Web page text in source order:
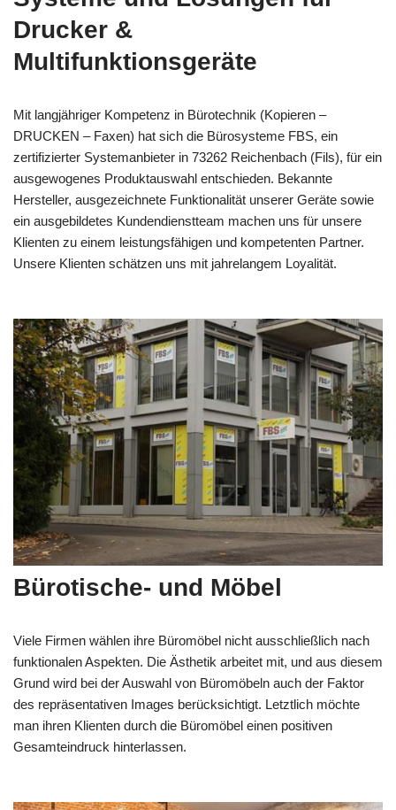
Drucker &
Multifunktionsgeräte
Mit langjähriger Kompetenz in Bürotechnik (Kopieren –
DRUCKEN – Faxen) hat sich die Bürosysteme FBS, ein
zertifizierter Systemanbieter in 73262 Reichenbach (Fils), für ein
ausgewogenes Produktauswahl entschieden. Bekannte
Hersteller, ausgezeichnete Funktionalität unserer Geräte sowie
ein ausgebildetes Kundendienstteam machen uns für unsere
Klienten zu einem leistungsfähigen und kompetenten Partner.
Unsere Klienten schätzen uns mit jahrelangem Loyalität.
Bürotische- und Möbel
Viele Firmen wählen ihre Büromöbel nicht ausschließlich nach
funktionalen Aspekten. Die Ästhetik arbeitet mit, und aus diesem
Grund wird bei der Auswahl von Büromöbeln auch der Faktor
des repräsentativen Images berücksichtigt. Letztlich möchte
man ihren Klienten durch die Büromöbel einen positiven
Gesamteindruck hinterlassen.